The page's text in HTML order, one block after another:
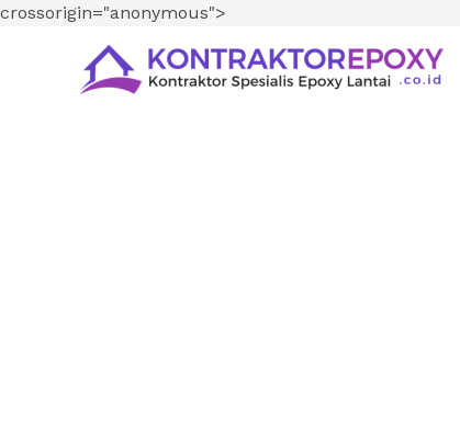
crossorigin="anonymous">